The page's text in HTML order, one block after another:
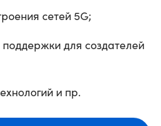
сетей 5G;
для создателей
и пр.